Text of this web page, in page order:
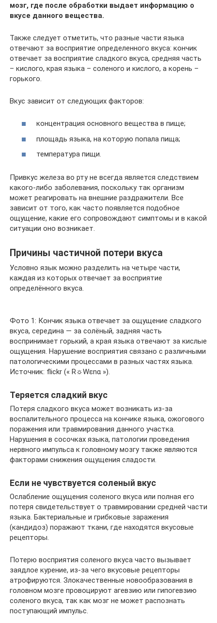
мозг, где после обработки выдает информацию о
вкусе данного вещества.
Также следует отметить, что разные части языка
отвечают за восприятие определенного вкуса: кончик
отвечает за восприятие сладкого вкуса, средняя часть
– кислого, края языка – соленого и кислого, а корень –
горького.
Вкус зависит от следующих факторов:
концентрация основного вещества в пище;
площадь языка, на которую попала пища;
температура пищи.
Привкус железа во рту не всегда является следствием
какого-либо заболевания, поскольку так организм
может реагировать на внешние раздражители. Все
зависит от того, как часто появляется подобное
ощущение, какие его сопровождают симптомы и в какой
ситуации оно возникает.
Причины частичной потери вкуса
Условно язык можно разделить на четыре части,
каждая из которых отвечает за восприятие
определённого вкуса.
Фото 1: Кончик языка отвечает за ощущение сладкого
вкуса, середина — за солёный, задняя часть
воспринимает горький, а края языка отвечают за кислые
ощущения. Нарушение восприятия связано с различными
патологическими процессами в разных частях языка.
Источник: flickr (« R☼Wεnα »).
Теряется сладкий вкус
Потеря сладкого вкуса может возникать из-за
воспалительного процесса на кончике языка, ожогового
поражения или травмирования данного участка.
Нарушения в сосочках языка, патологии проведения
нервного импульса к головному мозгу также являются
факторами снижения ощущения сладости.
Если не чувствуется соленый вкус
Ослабление ощущения соленого вкуса или полная его
потеря свидетельствует о травмировании средней части
языка. Бактериальные и грибковые заражения
(кандидоз) поражают ткани, где находятся вкусовые
рецепторы.
Потерю восприятия соленого вкуса часто вызывает
заядлое курение, из-за чего вкусовые рецепторы
атрофируются. Злокачественные новообразования в
головном мозге провоцируют агевзию или гипогевзию
соленого вкуса, так как мозг не может распознать
поступающий импульс.